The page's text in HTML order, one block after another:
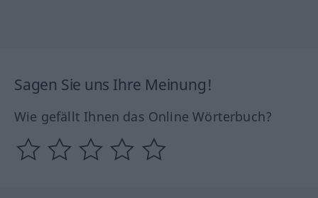
Sagen Sie uns Ihre Meinung!
Wie gefällt Ihnen das Online Wörterbuch?